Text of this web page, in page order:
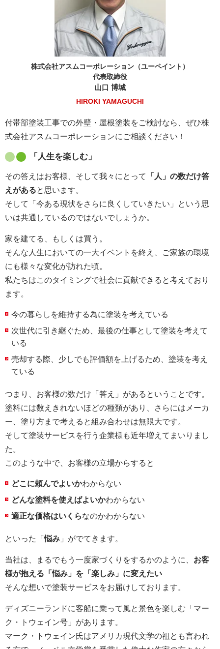
株式会社アスムコーポレーション（ユーペイント）
代表取締役
山口 博城
HIROKI YAMAGUCHI
付帯部塗装工事での外壁・屋根塗装をご検討なら、ぜひ株
式会社アスムコーポレーションにご相談ください！
「人生を楽しむ」
その答えはお客様、そして我々にとって
「人」の数だけ答
えがあると思います。
そして「今ある現状をさらに良くしていきたい」という思
いは共通しているのではないでしょうか。
家を建てる、もしくは買う。
そんな人生においての一大イベントを終え、ご家族の環境
にも様々な変化が訪れた頃。
私たちはこのタイミングで社会に貢献できると考えており
ます。
今の暮らしを維持する為に塗装を考えている
次世代に引き継ぐため、最後の仕事として塗装を考えて
いる
売却する際、少しでも評価額を上げるため、塗装を考え
ている
つまり、お客様の数だけ「答え」があるということです。
塗料には数えきれないほどの種類があり、さらにはメーカ
ー、塗り方まで考えると組み合わせは無限大です。
そして塗装サービスを行う企業様も近年増えてまいりまし
た。
このような中で、お客様の立場からすると
どこに頼んでよいかわからない
どんな塗料を使えばよいかわからない
適正な価格はいくらなのかわからない
といった「悩み 」がでてきます。
当社は、まるでもう一度家づくりをするかのように、 お客
様が抱える「悩み」を「楽しみ」に変えたい
そんな想いで塗装サービスをお届けしております。
ディズニーランドに客船に乗って風と景色を楽しむ「マー
ク・トウェイン号」があります。
マーク・トウェイン氏はアメリカ現代文学の祖とも言われ